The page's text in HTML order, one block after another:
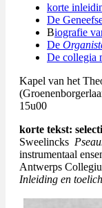
korte
De
Biografie
De
De collegia
Kapel van het
15u00
korte tekst:
Sweelincks
instrumentaal
Antwerps
Inleiding en